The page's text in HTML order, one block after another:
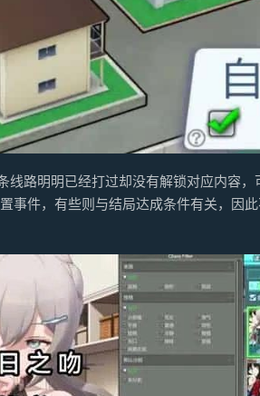
路明明已经打过却没有解锁对应内容
件，有些则与结局达成条件有关，因